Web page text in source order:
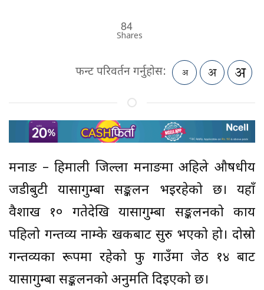
84
Shares
फन्ट परिवर्तन गर्नुहोस:
मनाङ – हिमाली जिल्ला मनाङमा अहिले औषधीय
जडीबुटी यार्सागुम्बा सङ्कलन भइरहेको छ। यहाँ
वैशाख १० गतेदेखि यार्सागुम्बा सङ्कलनको कार्य
पहिलो गन्तव्य नाम्के खर्कबाट सुरु भएको हो। दोस्रो
गन्तव्यका रूपमा रहेको फु गाउँमा जेठ १४ बाट
यार्सागुम्बा सङ्कलनको अनुमति दिइएको छ।